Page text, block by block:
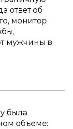
ответ об
монитор
мужчины в
была
объеме: